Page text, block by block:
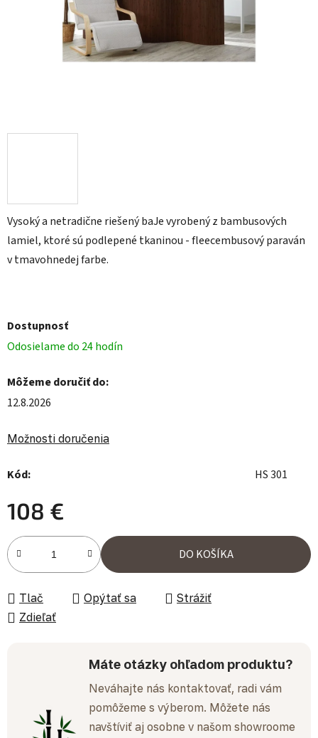
Vysoký a netradične riešený baJe vyrobený z bambusových
lamiel, ktoré sú podlepené tkaninou - fleecembusový paraván
v tmavohnedej farbe.
Dostupnosť
Odosielame do 24 hodín
Môžeme doručiť do:
12.8.2026
Možnosti doručenia
Kód: HS 301
108 €
Jednotková cena:
DO KOŠÍKA
Tlač Opýtať sa
Strážiť
Zdieľať
Máte otázky ohľadom produktu?
Neváhajte nás kontaktovať, radi vám
pomôžeme s výberom. Môžete nás
navštíviť aj osobne v našom showroome